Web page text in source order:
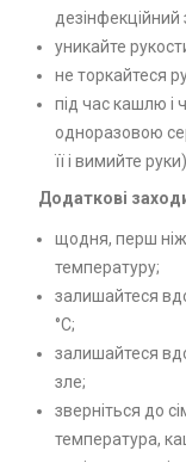
дезінфекційний
уникайте
не торкайтеся
під час кашлю і
одноразовою
її і вимийте руки).
Додаткові
щодня, перш ніж
температуру;
залишайтеся
°С;
залишайтеся
зле;
зверніться до
температура,